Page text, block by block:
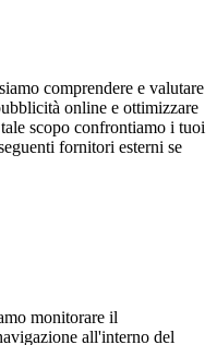
comprendere e valutare
online e ottimizzare
scopo confrontiamo i tuoi
fornitori esterni se
monitorare il
all'interno del